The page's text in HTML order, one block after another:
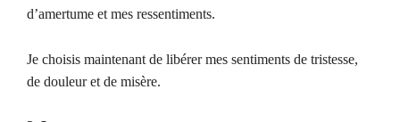
d’amertume et mes ressentiments.
Je choisis maintenant de libérer mes sentiments de tristesse,
de douleur et de misère.